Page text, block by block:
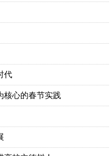
代
核心的春节实践